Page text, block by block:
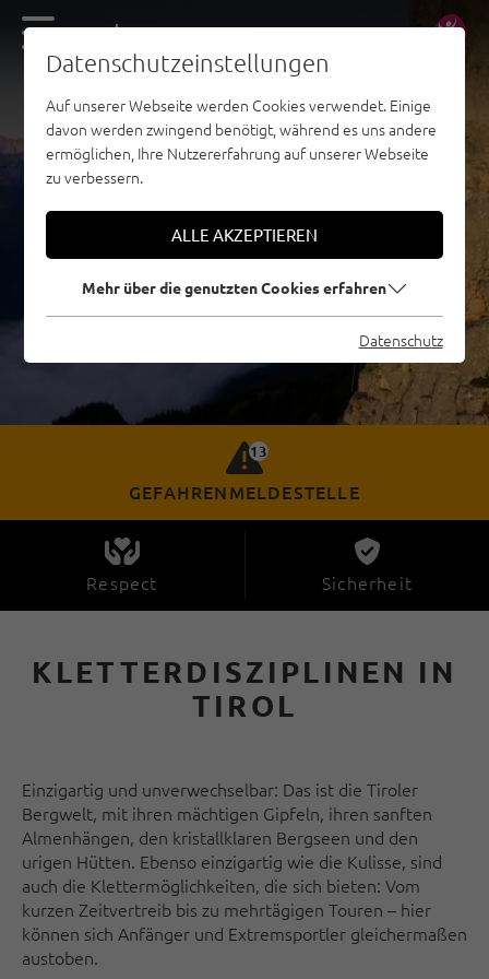
DE EN
13
GEFAHRENMELDESTELLE
Respect Sicherheit
KLETTERDISZIPLINEN IN
TIROL
Einzigartig und unverwechselbar: Das ist die Tiroler
Bergwelt, mit ihren mächtigen Gipfeln, ihren sanften
Almenhängen, den kristallklaren Bergseen und den
urigen Hütten. Ebenso einzigartig wie die Kulisse, sind
auch die Klettermöglichkeiten, die sich bieten: Vom
kurzen Zeitvertreib bis zu mehrtägigen Touren – hier
können sich Anfänger und Extremsportler gleichermaßen
austoben.
Datenschutzeinstellungen
Auf unserer Webseite werden Cookies verwendet. Einige
davon werden zwingend benötigt, während es uns andere
ermöglichen, Ihre Nutzererfahrung auf unserer Webseite
zu verbessern.
ALLE AKZEPTIEREN
Mehr über die genutzten Cookies erfahren
Datenschutz